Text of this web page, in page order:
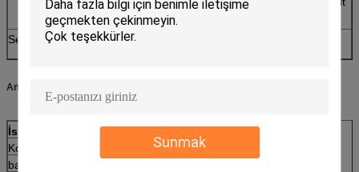
Sunmak
kısmında bulunan su tepsisi.
Sensör
Yüksek hassasiyetli DIN sınıf A, kuru top φ4,8 mm
Ana malzeme listesi
İsim
Marka
Kompresör
TECUSEH kompresör
basın anahtarı